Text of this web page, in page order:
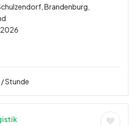
Brandenburg,
/ Stunde